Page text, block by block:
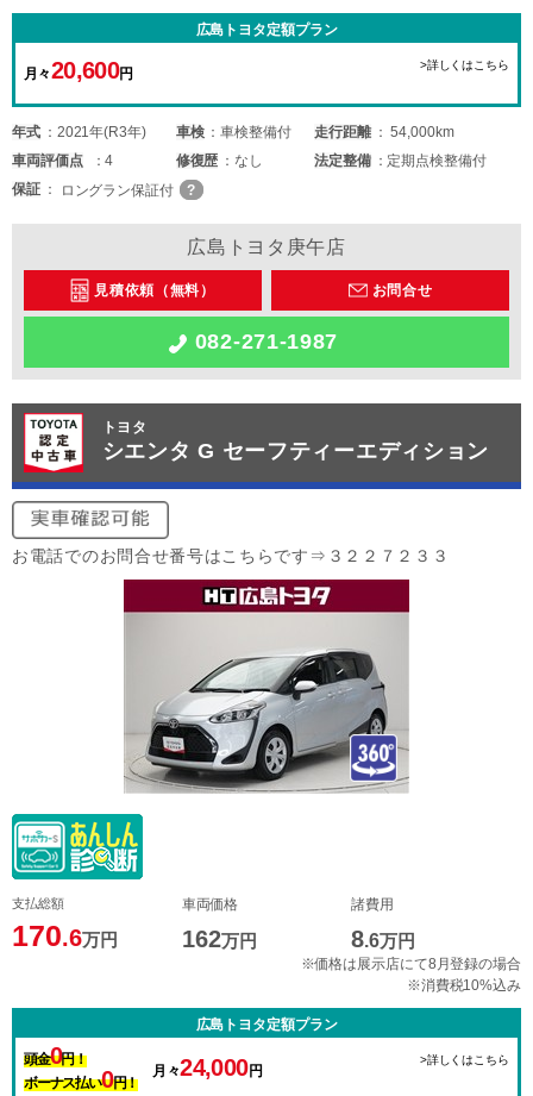
広島トヨタ定額プラン
月々20,600円
>詳しくはこちら
年式 2021年(R3年) 車検 車検整備付 走行距離
54,000km
車両評価点 4 修復歴 なし 法定整備
定期点検整備付
保証
ロングラン保証付
広島トヨタ庚午店
見積依頼（無料） お問合せ
082-271-1987
トヨタ
シエンタ G セーフティーエディション
お電話でのお問合せ番号はこちらです⇒３２２７２３３
支払総額
170.6万円
車両価格
162万円
諸費用
8.6万円
※価格は展示店にて8月登録の場合
※消費税10%込み
広島トヨタ定額プラン
頭金0円！
ボーナス払い0円！
月々24,000円
>詳しくはこちら